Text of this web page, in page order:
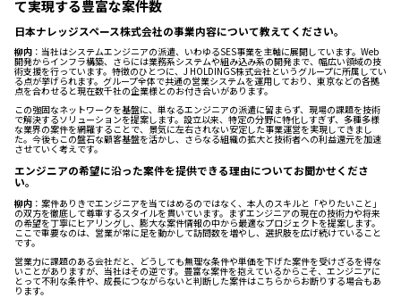
て実現する豊富な案件数
日本ナレッジスペース株式会社の事業内容について教えてください。
柳内 ：当社はシステムエンジニアの派遣、いわゆるSES事業を主軸に展開しています。Web
開発からインフラ構築、さらには業務系システムや組み込み系の開発まで、幅広い領域の技
術支援を行っています。特徴のひとつに、J HOLDINGS株式会社というグループに所属してい
る点が挙げられます。グループ全体で共通の営業システムを運用しており、東京などの各拠
点を合わせると現在数千社の企業様とのお付き合いがあります。
この強固なネットワークを基盤に、単なるエンジニアの派遣に留まらず、現場の課題を技術
で解決するソリューションを提案します。設立以来、特定の分野に特化しすぎず、多種多様
な業界の案件を網羅することで、景気に左右されない安定した事業運営を実現してきまし
た。今後もこの盤石な顧客基盤を活かし、さらなる組織の拡大と技術者への利益還元を加速
させていく考えです。
エンジニアの希望に沿った案件を提供できる理由についてお聞かせくださ
い。
柳内 ：案件ありきでエンジニアを当てはめるのではなく、本人のスキルと「やりたいこと」
の双方を徹底して尊重するスタイルを貫いています。まずエンジニアの現在の技術力や将来
の希望を丁寧にヒアリングし、膨大な案件情報の中から最適なプロジェクトを提案します。
ここで重要なのは、営業が常に足を動かして訪問数を増やし、選択肢を広げ続けていること
です。
営業力に課題のある会社だと、どうしても無理な条件や単価を下げた案件を受けざるを得な
いことがありますが、当社はその逆です。豊富な案件を抱えているからこそ、エンジニアに
とって不利な条件や、成長につながらないと判断した案件はこちらからお断りする場合もあ
ります。